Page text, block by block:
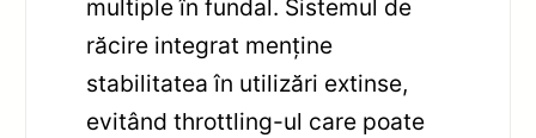
multiple în fundal. Sistemul de
răcire integrat menține
stabilitatea în utilizări extinse,
evitând throttling-ul care poate